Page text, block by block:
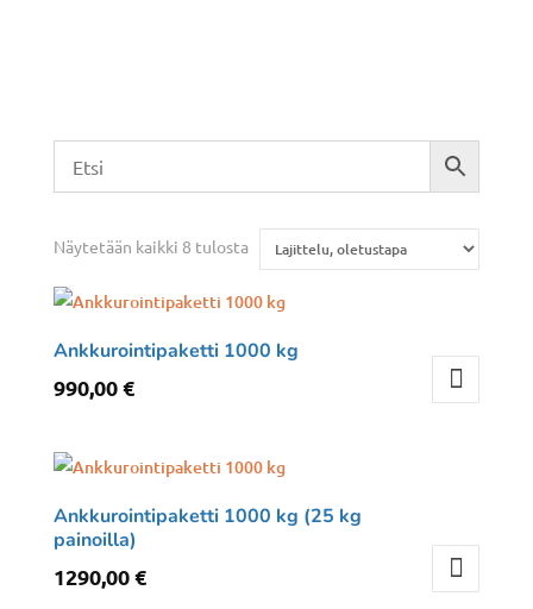
Näytetään kaikki 8 tulosta
Ankkurointipaketti 1000 kg
990,00€
Ankkurointipaketti 1000 kg (25 kg
painoilla)
1290,00€